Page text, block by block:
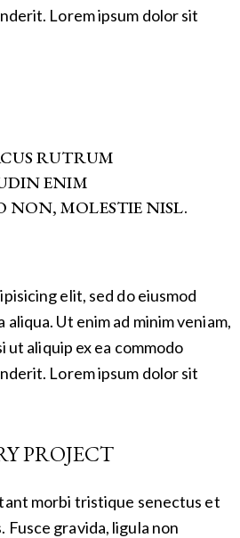
Lorem ipsum dolor sit
RUTRUM
ENIM
NON, MOLESTIE NISL.
elit, sed do eiusmod
Ut enim ad minim veniam,
aliquip ex ea commodo
Lorem ipsum dolor sit
PROJECT
morbi tristique senectus et
Fusce gravida, ligula non